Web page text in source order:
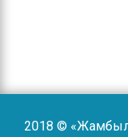
2018 © «Жамбыл